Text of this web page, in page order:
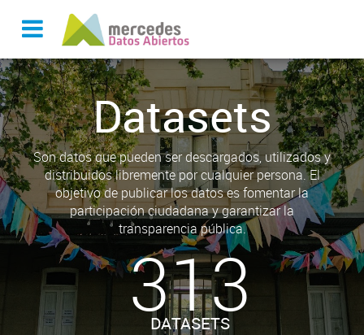
Datasets
Son datos que pueden ser descargados, utilizados y
distribuidos libremente por cualquier persona. El
objetivo de publicar los datos es fomentar la
participación ciudadana y garantizar la
transparencia pública.
313
DATASETS